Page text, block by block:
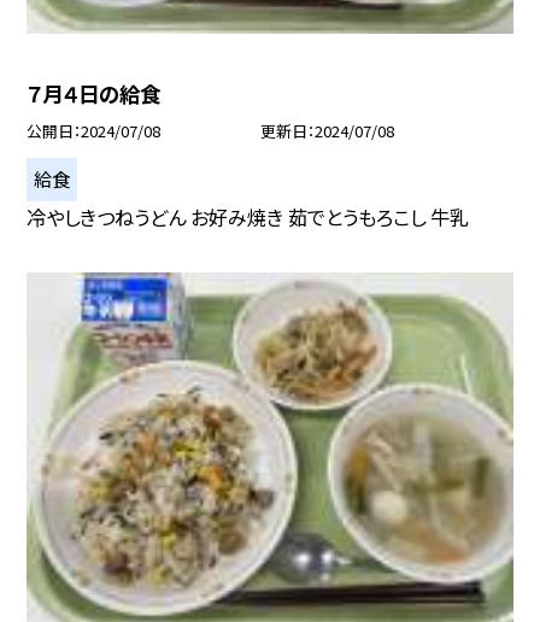
７月４日の給食
公開日 2024/07/08 更新日 2024/07/08
給食
冷やしきつねうどん お好み焼き 茹でとうもろこし 牛乳